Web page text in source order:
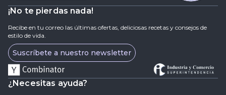
¡No te pierdas nada!
Recibe en tu correo las últimas ofertas, deliciosas recetas y consejos de
estilo de vida.
Suscríbete a nuestro newsletter
¿Necesitas ayuda?